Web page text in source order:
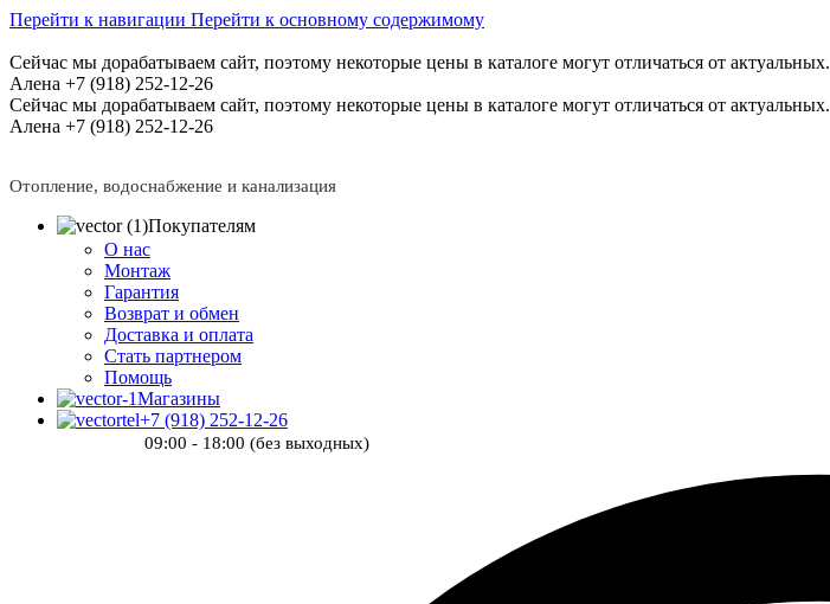
Перейти к навигации Перейти к основному содержимому
Сейчас мы дорабатываем сайт, поэтому некоторые цены в каталоге могут отличаться от актуальных.
Алена +7 (918) 252-12-26
Сейчас мы дорабатываем сайт, поэтому некоторые цены в каталоге могут отличаться от актуальных.
Алена +7 (918) 252-12-26
Отопление, водоснабжение и канализация
Покупателям
О нас
Монтаж
Гарантия
Возврат и обмен
Доставка и оплата
Стать партнером
Помощь
Магазины
+7 (918) 252-12-26
09:00 - 18:00 (без выходных)